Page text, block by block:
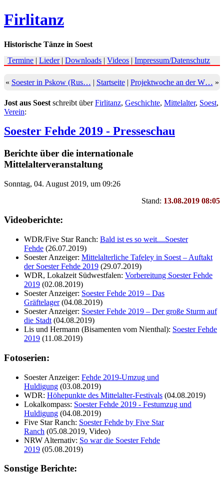
Firlitanz
Historische Tänze in Soest
Termine |Lieder|Downloads |Videos |Impressum/Datenschutz
« Soester in Pskow (Rus… | Startseite| Projektwoche an der W… »
Jost aus Soest schreibt überFirlitanz, Geschichte, Mittelalter, Soest,
Verein:
Soester Fehde 2019 - Presseschau
Berichte über die internationale
Mittelalterveranstaltung
Sonntag, 04. August 2019, um 09:26
Stand: 13.08.2019 08:05
Videoberichte:
WDR/Five Star Ranch: Bald ist es so weit....Soester
Fehde (26.07.2019)
Soester Anzeiger: Mittelalterliche Tafeley in Soest – Auftakt
der Soester Fehde 2019 (29.07.2019)
WDR, Lokalzeit Südwestfalen: Vorbereitung Soester Fehde
2019 (02.08.2019)
Soester Anzeiger: Soester Fehde 2019 – Das
Gräftelager(04.08.2019)
Soester Anzeiger: Soester Fehde 2019 – Der große Sturm auf
die Stadt (04.08.2019)
Lis und Hermann (Bisamenten vom Nienthal): Soester Fehde
2019 (11.08.2019)
Fotoserien:
Soester Anzeiger: Fehde 2019-Umzug und
Huldigung (03.08.2019)
WDR: Höhepunkte des Mittelalter-Festivals (04.08.2019)
Lokalkompass: Soester Fehde 2019 - Festumzug und
Huldigung (04.08.2019)
Five Star Ranch: Soester Fehde by Five Star
Ranch (05.08.2019, Video)
NRW Alternativ: So war die Soester Fehde
2019 (05.08.2019)
Sonstige Berichte: